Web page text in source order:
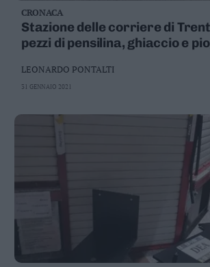
CRONACA
Stazione delle corriere di
pezzi di pensilina, ghiaccio e
LEONARDO PONTALTI
31 GENNAIO 2021